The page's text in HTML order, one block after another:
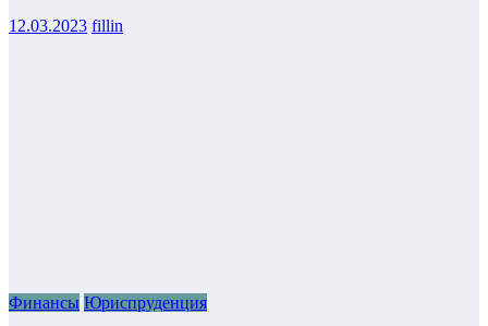
12.03.2023 fillin
Финансы Юриспруденция